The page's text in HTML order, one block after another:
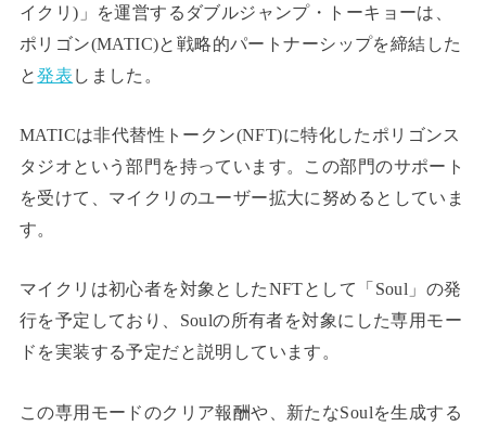
イクリ)」を運営するダブルジャンプ・トーキョーは、
ポリゴン(MATIC)と戦略的パートナーシップを締結した
と発表 しました。
MATICは非代替性トークン(NFT)に特化したポリゴンス
タジオという部門を持っています。この部門のサポート
を受けて、マイクリのユーザー拡大に努めるとしていま
す。
マイクリは初心者を対象としたNFTとして「Soul」の発
行を予定しており、Soulの所有者を対象にした専用モー
ドを実装する予定だと説明しています。
この専用モードのクリア報酬や、新たなSoulを生成する